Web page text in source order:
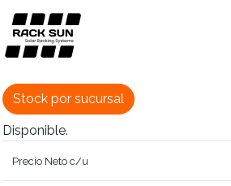
Stock por sucursal
Disponible.
Precio Neto c/u